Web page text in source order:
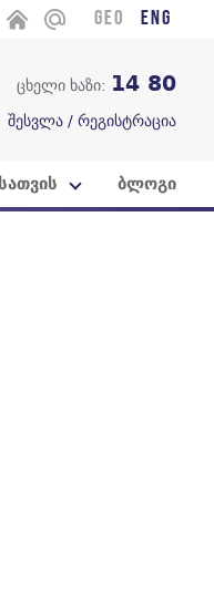
GEO ENG
ცხელი ხაზი: 14 80
შესვლა / რეგისტრაცია
ბლოგი